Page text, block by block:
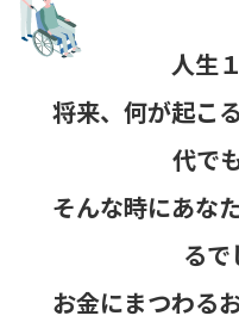
人生
将来、何が起こ
代で
そんな時にあな
るで
お金にまつわる